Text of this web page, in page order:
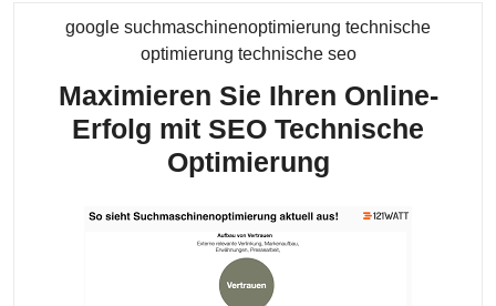
google suchmaschinenoptimierung technische
optimierung technische seoKategorie
Maximieren Sie Ihren Online-
Erfolg mit SEO Technische
OptimierungMaximieren
Ihren